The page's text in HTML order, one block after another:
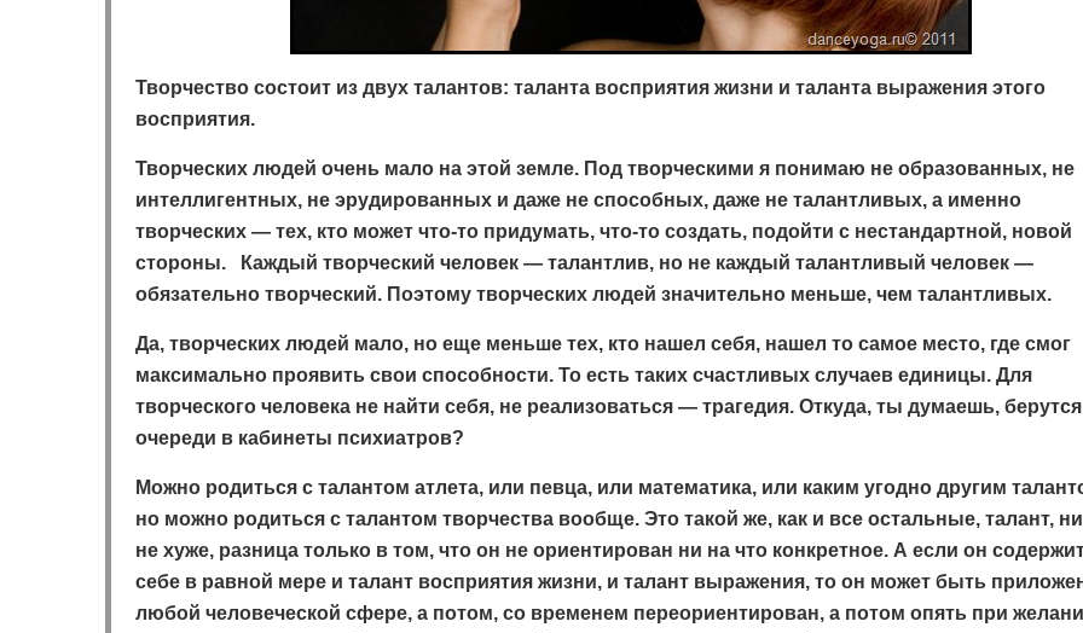
Творчество состоит из двух талантов: таланта восприятия жизни и таланта выражения этого
восприятия.
Творческих людей очень мало на этой земле. Под творческими я понимаю не образованных, не
интеллигентных, не эрудированных и даже не способных, даже не талантливых, а именно
творческих — тех, кто может что-то придумать, что-то создать, подойти с нестандартной, новой
стороны. Каждый творческий человек — талантлив, но не каждый талантливый человек —
обязательно творческий. Поэтому творческих людей значительно меньше, чем талантливых.
Да, творческих людей мало, но еще меньше тех, кто нашел себя, нашел то самое место, где смог
максимально проявить свои способности. То есть таких счастливых случаев единицы. Для
творческого человека не найти себя, не реализоваться — трагедия. Откуда, ты думаешь, берутся
очереди в кабинеты психиатров?
Можно родиться с талантом атлета, или певца, или математика, или каким угодно другим
но можно родиться с талантом творчества вообще. Это такой же, как и все остальные, талант,
не хуже, разница только в том, что он не ориентирован ни на что конкретное. А если он
себе в равной мере и талант восприятия жизни, и талант выражения, то он может быть
любой человеческой сфере, а потом, со временем переориентирован, а потом опять при